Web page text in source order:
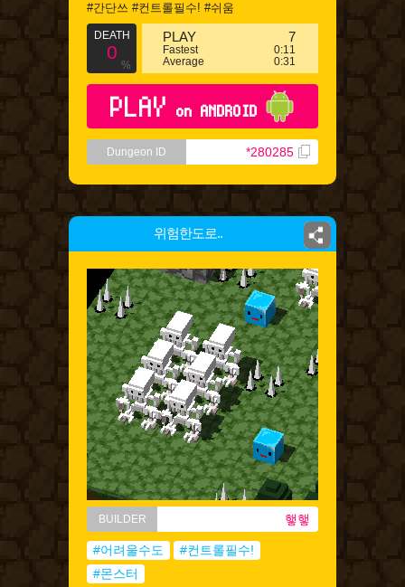
#간단쓰 #컨트롤필수! #쉬움
DEATH
0
%
PLAY 7
Fastest
0:11
Average
0:31
PLAY on ANDROID
Dungeon ID *280285
위험한도로..
BUILDER 햏햏
#어려울수도
#컨트롤필수!
#몬스터